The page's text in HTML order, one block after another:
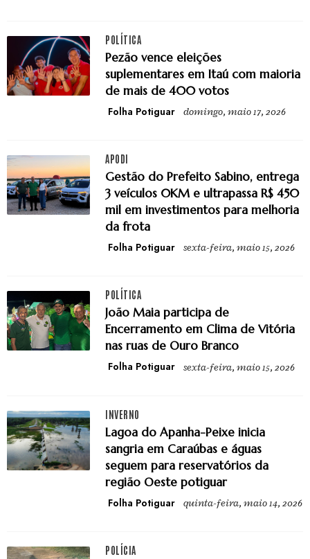
POLÍTICA
Pezão vence eleições
suplementares em Itaú com maioria
de mais de 400 votos
Folha Potiguar domingo, maio 17, 2026
APODI
Gestão do Prefeito Sabino, entrega
3 veículos 0KM e ultrapassa R$ 450
mil em investimentos para melhoria
da frota
Folha Potiguar sexta-feira, maio 15, 2026
POLÍTICA
João Maia participa de
Encerramento em Clima de Vitória
nas ruas de Ouro Branco
Folha Potiguar sexta-feira, maio 15, 2026
INVERNO
Lagoa do Apanha-Peixe inicia
sangria em Caraúbas e águas
seguem para reservatórios da
região Oeste potiguar
Folha Potiguar quinta-feira, maio 14, 2026
POLÍCIA